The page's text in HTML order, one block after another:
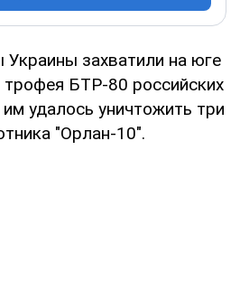
захватили на юге
трофея БТР-80 российских
удалось уничтожить три
"Орлан-10".